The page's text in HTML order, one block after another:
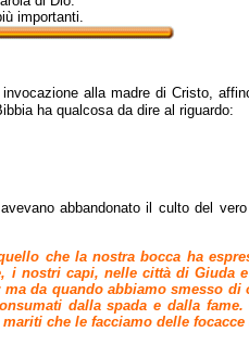
importanti.
alla madre di Cristo,
ha qualcosa da dire al riguardo:
abbandonato il culto del
che la nostra bocca ha
nostri capi, nelle città di Giuda
ma da quando abbiamo smesso
dalla spada e dalla
che le facciamo delle